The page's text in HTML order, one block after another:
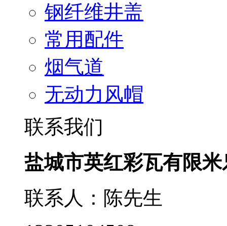
钢纤维井盖
常用配件
烟气道
无动力风帽
联系我们
盐城市英红彩瓦有限
联系人：陈先生